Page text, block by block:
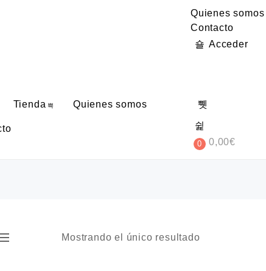
Quienes somos
Contacto
Acceder
Tienda Quienes somos
0 0,00€
Mostrando el único resultado